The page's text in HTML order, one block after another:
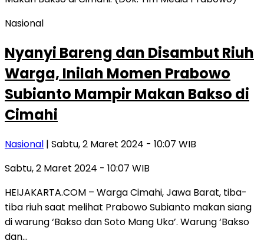
Nasional
Nyanyi Bareng dan Disambut Riuh
Warga, Inilah Momen Prabowo
Subianto Mampir Makan Bakso di
Cimahi
Nasional | Sabtu, 2 Maret 2024 - 10:07 WIB
Sabtu, 2 Maret 2024 - 10:07 WIB
HEIJAKARTA.COM – Warga Cimahi, Jawa Barat, tiba-
tiba riuh saat melihat Prabowo Subianto makan siang
di warung ‘Bakso dan Soto Mang Uka’. Warung ‘Bakso
dan…